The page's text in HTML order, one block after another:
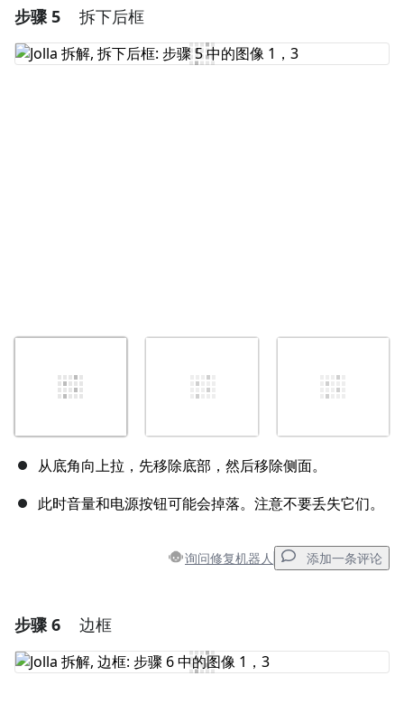
步骤 5 拆下后框
从底角向上拉，先移除底部，然后移除侧面。
此时音量和电源按钮可能会掉落。注意不要丢失它们。
询问修复机器人 添加一条评论
添加评论
步骤 6 边框